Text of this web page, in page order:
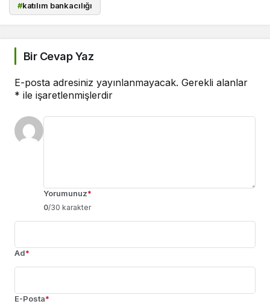
#katılım bankacılığı
Bir Cevap Yaz
E-posta adresiniz yayınlanmayacak. Gerekli alanlar
* ile işaretlenmişlerdir
Yorumunuz*
0/30 karakter
Ad*
E-Posta*